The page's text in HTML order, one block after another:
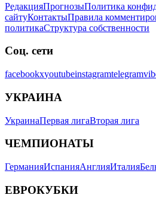
РедакцияПрогнозыПолитика
сайтуКонтактыПравила
политикаСтруктура собственности
Соц. сети
facebookxyoutubeinstagramtelegram
УКРАИНА
УкраинаПервая лигаВторая лига
ЧЕМПИОНАТЫ
ГерманияИспанияАнглияИталия
ЕВРОКУБКИ